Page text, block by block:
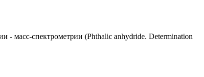
масс-спектрометрии (Phthalic anhydride. Determination